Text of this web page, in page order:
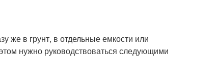
же в грунт, в отдельные емкости или
нужно руководствоваться следующими